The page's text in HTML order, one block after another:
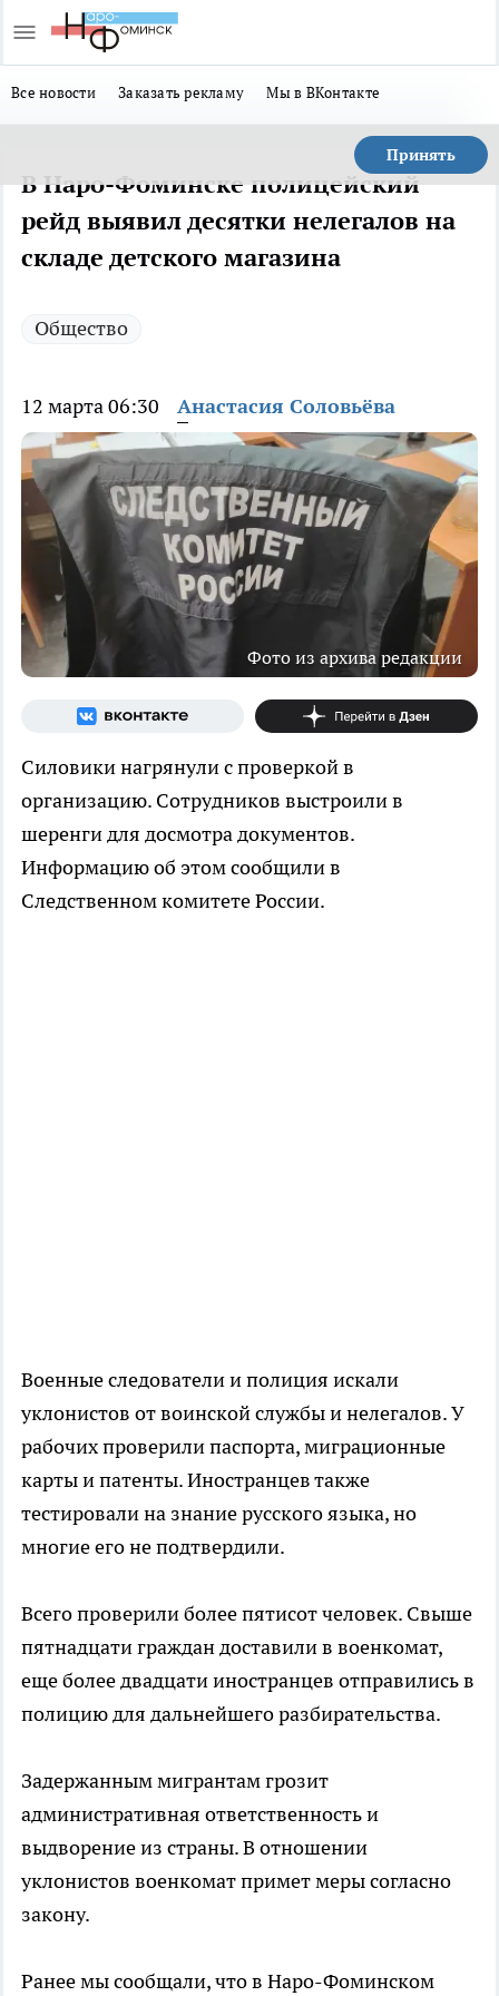
Все новости Заказать рекламу Мы в ВКонтакте
Принять
В Наро-Фоминске полицейский
рейд выявил десятки нелегалов на
складе детского магазина
Общество
12 марта 06:30 Анастасия Соловьёва
Фото из архива редакции
Силовики нагрянули с проверкой в
организацию. Сотрудников выстроили в
шеренги для досмотра документов.
Информацию об этом сообщили в
Следственном комитете России.
Военные следователи и полиция искали
уклонистов от воинской службы и нелегалов. У
рабочих проверили паспорта, миграционные
карты и патенты. Иностранцев также
тестировали на знание русского языка, но
многие его не подтвердили.
Всего проверили более пятисот человек. Свыше
пятнадцати граждан доставили в военкомат,
еще более двадцати иностранцев отправились в
полицию для дальнейшего разбирательства.
Задержанным мигрантам грозит
административная ответственность и
выдворение из страны. В отношении
уклонистов военкомат примет меры согласно
закону.
Ранее мы сообщали, что в Наро-Фоминском